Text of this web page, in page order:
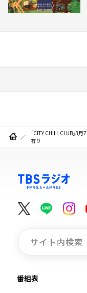
「CITY CHILL CLUB」3
有り
番組表